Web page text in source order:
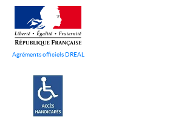
Agréments officiels DREAL